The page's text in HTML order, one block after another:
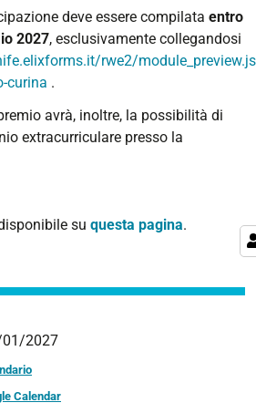
2027
Calendar
deve essere compilata entro
2027, esclusivamente collegandosi
rwe2/
curina .
avrà, inoltre, la possibilità di
extracurriculare presso la
su questa pagina.